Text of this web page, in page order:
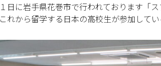
日に岩手県花巻市で行われております「
れから留学する日本の高校生が参加してい